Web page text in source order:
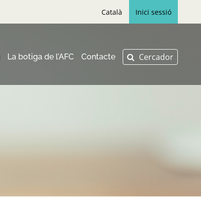
Català Inici sessió
La botiga de l’AFC Contacte